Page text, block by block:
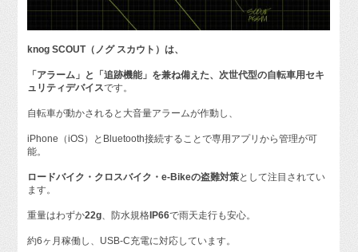
knog SCOUT（ノグ スカウト）は、
「アラーム」と「追跡機能」を兼ね備えた、次世代型の自転車用セキ
ュリティデバイスです。
自転車が動かされると大音量アラームが作動し、
iPhone（iOS）とBluetooth接続することで専用アプリから管理が可
能。
ロードバイク・クロスバイク・e-Bikeの盗難対策として注目されてい
ます。
重量はわずか22g、防水規格 IP66で雨天走行も安心。
約6ヶ月稼働し、USB-C充電に対応しています。